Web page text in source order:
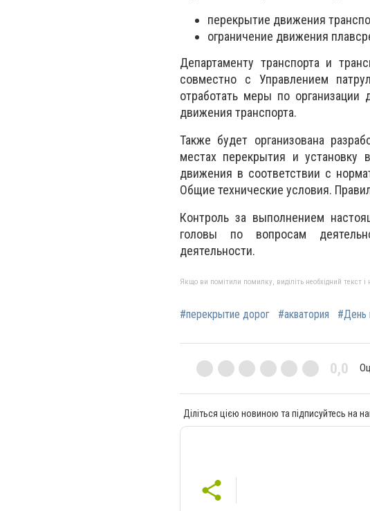
перекрытие движения
ограничение движения
Департаменту транспорта и
совместно с Управлением
отработать меры по
движения транспорта.
Также будет организована
местах перекрытия и установку
движения в соответствии с
Общие технические условия.
Контроль за выполнением
головы по вопросам
деятельности.
Якщо ви помітили помилку, виділіть необхідний текст
#перекрытие дорог #акватория #День
0,0
Діліться цією новиною та підписуйтесь на